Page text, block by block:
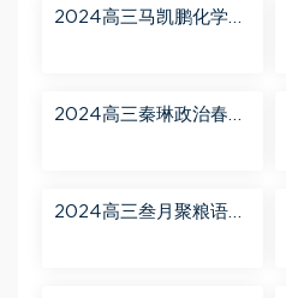
2024高三马凯鹏化学一
2024高三秦琳政治春季
2024高三叁月聚粮语文